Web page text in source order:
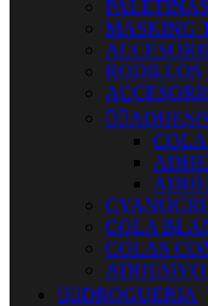
PALETINAS
MASKING
RODILLOS
 
COLA
COLAS
 DROGUERIA